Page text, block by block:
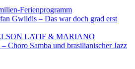
Ferienprogramm
Gwildis – Das war doch grad erst
LATIF & MARIANO
Choro Samba und brasilianischer Jazz